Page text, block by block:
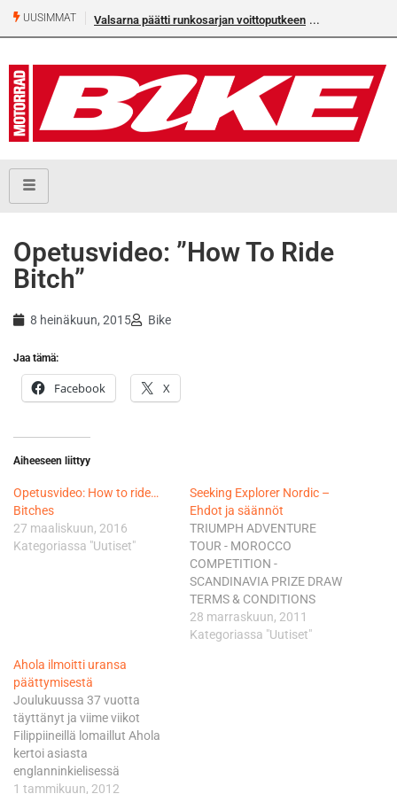
UUSIMMAT Valsarna päätti runkosarjan voittoputkeen
Opetusvideo: ”How To Ride
Bitch”
8 heinäkuun, 2015 Bike
Jaa tämä:
Facebook X
Aiheeseen liittyy
Opetusvideo: How to ride…
Bitches
27 maaliskuun, 2016
Kategoriassa "Uutiset"
Seeking Explorer Nordic –
Ehdot ja säännöt
TRIUMPH ADVENTURE
TOUR - MOROCCO
COMPETITION -
SCANDINAVIA PRIZE DRAW
TERMS & CONDITIONS
Bike/Motopress cooperate
with Triumph Motorcycles
28 marraskuun, 2011
Kategoriassa "Uutiset"
Ahola ilmoitti uransa
päättymisestä
Joulukuussa 37 vuotta
täyttänyt ja viime viikot
Filippiineillä lomaillut Ahola
kertoi asiasta
englanninkielisessä
tiedotteessaan. Ahola voitti
1 tammikuun, 2012